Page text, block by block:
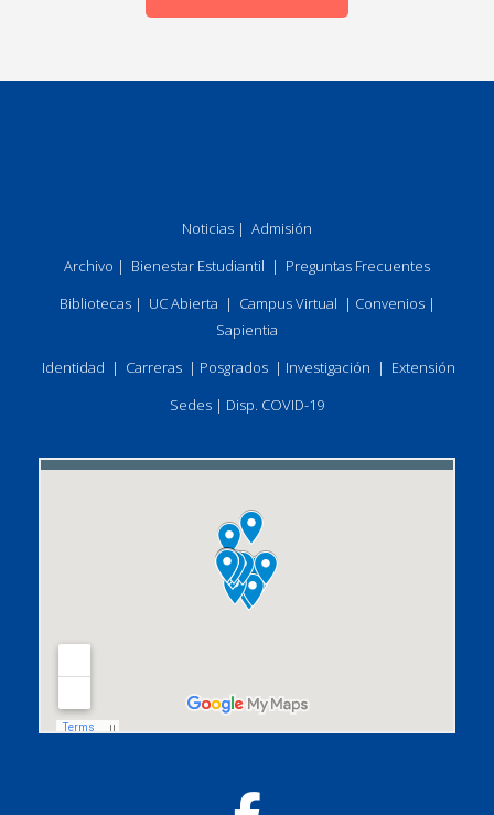
Noticias | Admisión
Archivo | Bienestar Estudiantil | Preguntas Frecuentes
Bibliotecas| UC Abierta | Campus Virtual | Convenios|
Sapientia
Identidad | Carreras | Posgrados | Investigación | Extensión
Sedes | Disp. COVID-19